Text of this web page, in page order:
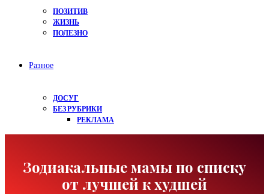
ПОЗИТИВ
ЖИЗНЬ
ПОЛЕЗНО
Разное
ДОСУГ
БЕЗ РУБРИКИ
РЕКЛАМА
Зодиакальные мамы по списку
от лучшей к худшей